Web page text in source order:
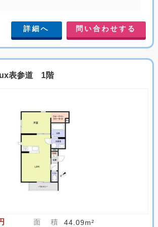
詳細へ 問い合わせする
表参道 1階
面 積 44.09m²